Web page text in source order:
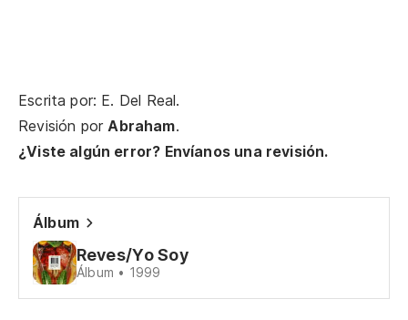
Escrita por: E. Del Real.
Revisión porAbraham.
¿Viste algún error? Envíanos una revisión.
Álbum
Reves/Yo Soy
Álbum • 1999